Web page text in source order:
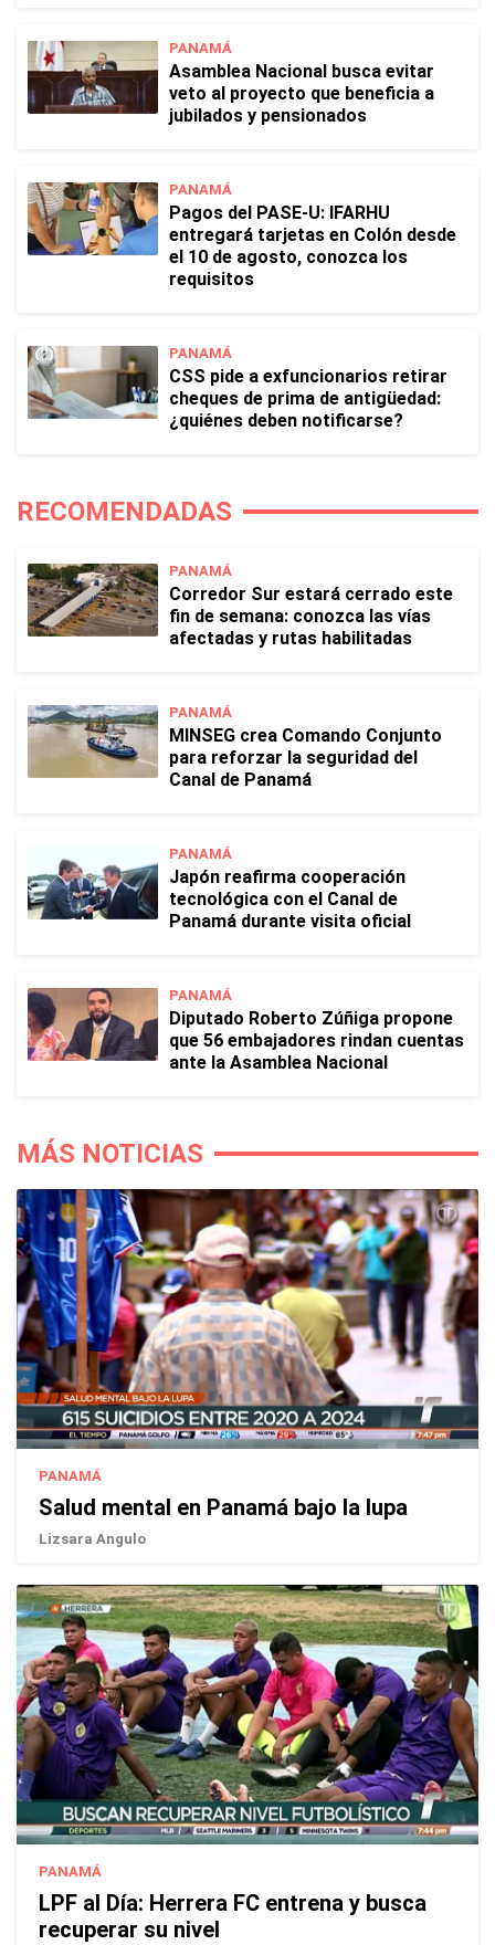
PANAMÁ
Asamblea Nacional busca evitar
veto al proyecto que beneficia a
jubilados y pensionados
PANAMÁ
Pagos del PASE-U: IFARHU
entregará tarjetas en Colón desde
el 10 de agosto, conozca los
requisitos
PANAMÁ
CSS pide a exfuncionarios retirar
cheques de prima de antigüedad:
¿quiénes deben notificarse?
RECOMENDADAS
PANAMÁ
Corredor Sur estará cerrado este
fin de semana: conozca las vías
afectadas y rutas habilitadas
PANAMÁ
MINSEG crea Comando Conjunto
para reforzar la seguridad del
Canal de Panamá
PANAMÁ
Japón reafirma cooperación
tecnológica con el Canal de
Panamá durante visita oficial
PANAMÁ
Diputado Roberto Zúñiga propone
que 56 embajadores rindan cuentas
ante la Asamblea Nacional
MÁS NOTICIAS
PANAMÁ
Salud mental en Panamá bajo la lupa
Lizsara Angulo
PANAMÁ
LPF al Día: Herrera FC entrena y busca
recuperar su nivel